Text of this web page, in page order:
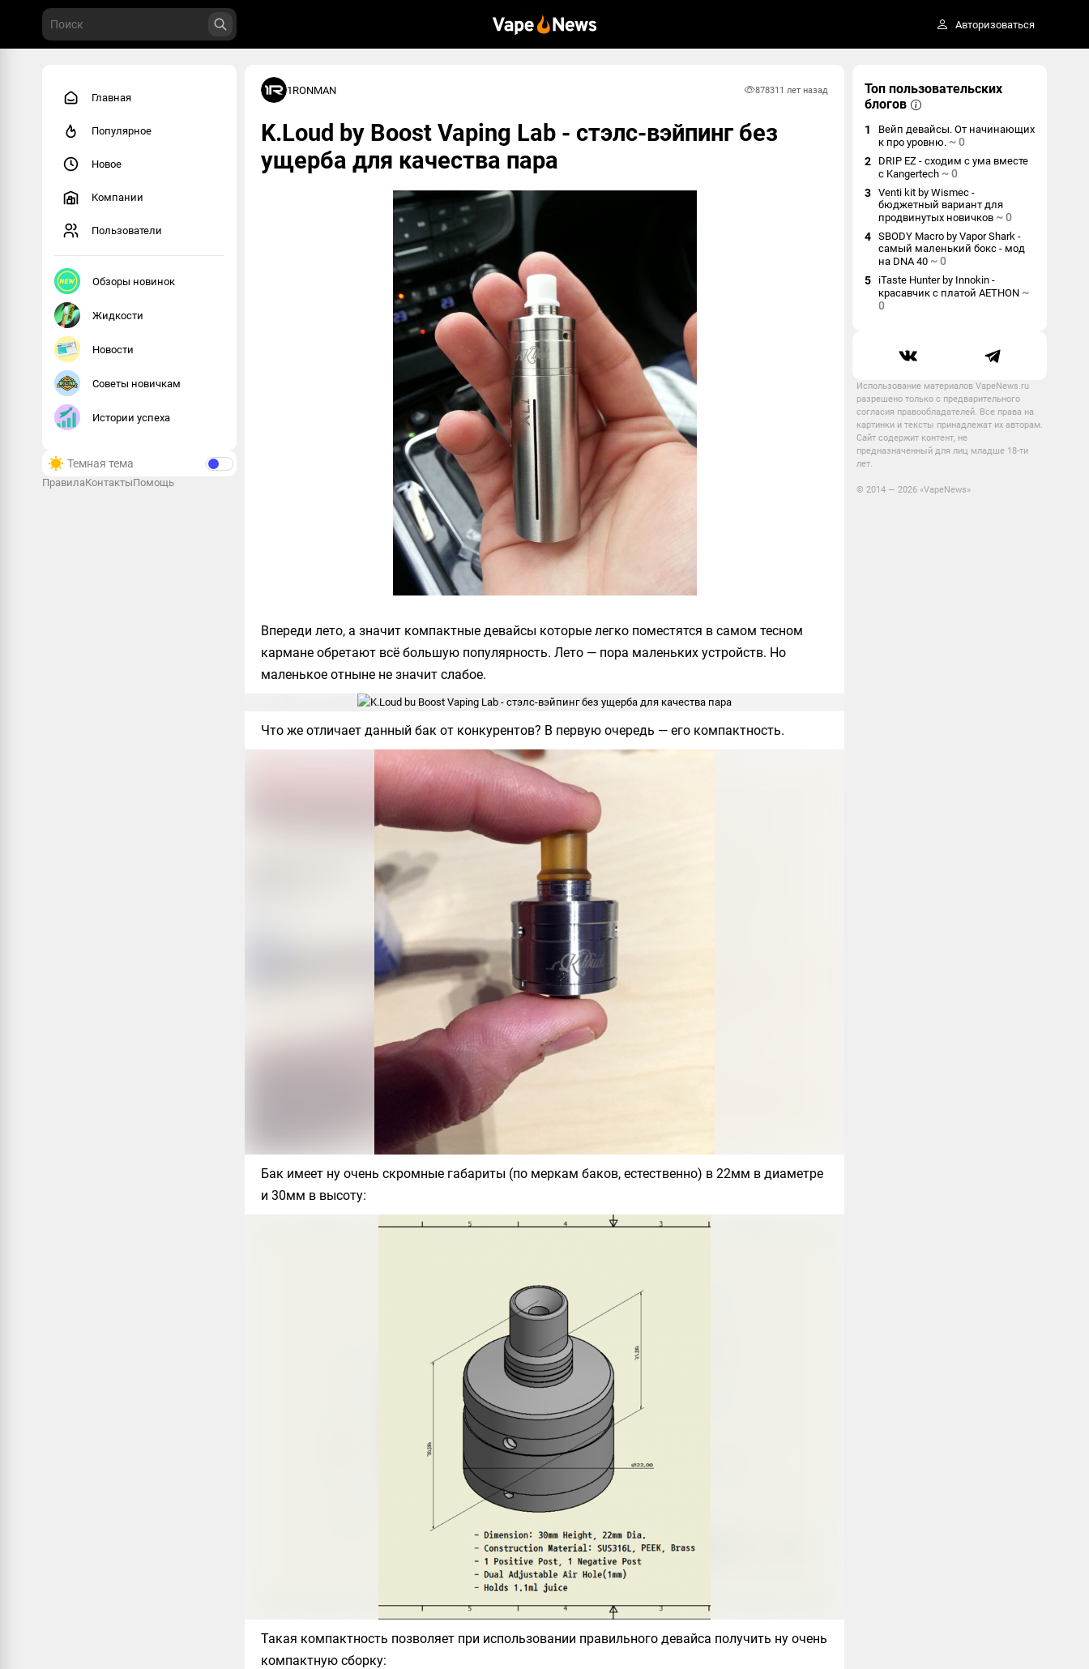
Авторизоваться
Главная
Популярное
Новое
Компании
Пользователи
Обзоры новинок
Жидкости
Новости
Советы новичкам
Истории успеха
Темная тема
ПравилаКонтактыПомощь
1RONMAN 878311 лет назад
K.Loud by Boost Vaping Lab - стэлс-вэйпинг без
ущерба для качества пара
Впереди лето, а значит компактные девайсы которые легко поместятся в самом тесном
кармане обретают всё большую популярность. Лето — пора маленьких устройств. Но
маленькое отныне не значит слабое.
Что же отличает данный бак от конкурентов? В первую очередь — его компактность.
Бак имеет ну очень скромные габариты (по меркам баков, естественно) в 22мм в диаметре
и 30мм в высоту:
Такая компактность позволяет при использовании правильного девайса получить ну очень
компактную сборку:
Топ пользовательских
блогов
1
Вейп девайсы. От начинающих
к про уровню. ~0
2
DRIP EZ - сходим с ума вместе
с Kangertech ~0
3 Venti kit by Wismec -
бюджетный вариант для
продвинутых новичков ~0
4 SBODY Macro by Vapor Shark -
самый маленький бокс - мод
на DNA 40 ~0
5
iTaste Hunter by Innokin -
красавчик с платой AETHON ~
0
Использование материалов VapeNews.ru
разрешено только с предварительного
согласия правообладателей. Все права на
картинки и тексты принадлежат их авторам.
Сайт содержит контент, не
предназначенный для лиц младше 18-ти
лет.
© 2014 — 2026 «VapeNews»